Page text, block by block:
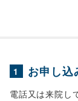
1 お申し込
電話又は来院し